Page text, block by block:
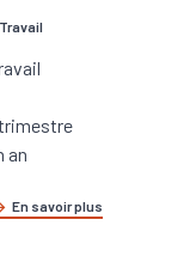
trimestre
an
En savoir plus